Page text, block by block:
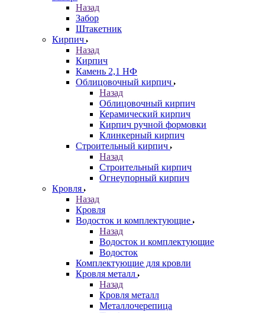
Назад
Забор
Штакетник
Кирпич
Назад
Кирпич
Камень 2,1 НФ
Облицовочный кирпич
Назад
Облицовочный кирпич
Керамический кирпич
Кирпич ручной формовки
Клинкерный кирпич
Строительный кирпич
Назад
Строительный кирпич
Огнеупорный кирпич
Кровля
Назад
Кровля
Водосток и комплектующие
Назад
Водосток и комплектующие
Водосток
Комплектующие для кровли
Кровля металл
Назад
Кровля металл
Металлочерепица